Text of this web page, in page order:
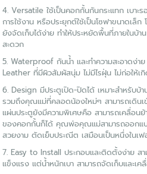
4. Versatile ใช้เป็นคอกกั้นกันกระแทก เบาะ
การใช้งาน หรือประยุกต์ใช้เป็นโซฟาขนาดเ
ยังจัดเก็บได้ง่าย ทำให้ประหยัดพื้นที่ภายในบ้า
สะดวก
5. Waterproof กันน้ำ และทำความสะอาดง่า
Leather ที่มีผิวสัมผัสนุ่ม ไม่มีไรฝุ่น ไม่ก่อให้เ
6. Design มีประตูเปิด-ปิดได้ เหมาะสำหรับ
รวมถึงคุณแม่ที่คลอดน้องใหม่ๆ สามารถเดินเ
แผ่นประตูยังมีความพิเศษคือ สามารถเคลื่อน
ของคอกกั้นก็ได้ คุณพ่อคุณแม่สามารถออกแ
สวยงาม ตัดเย็บประณีต เสมือนเป็นหนึ่งในเฟ
7. Easy to Install ประกอบและติดตั้งง่าย ส
แข็งแรง แต่น้ำหนักเบา สามารถจัดเก็บและเค